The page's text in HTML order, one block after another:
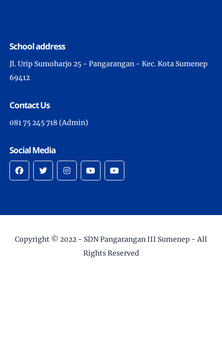
School address
Jl. Urip Sumoharjo 25 - Pangarangan - Kec. Kota Sumenep
69412
Contact Us
081 75 245 718 (Admin)
Social Media
Copyright © 2022 - SDN Pangarangan III Sumenep - All
Rights Reserved